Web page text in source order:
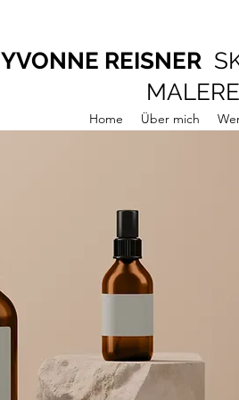
YVONNE REISNER
Home Über mich